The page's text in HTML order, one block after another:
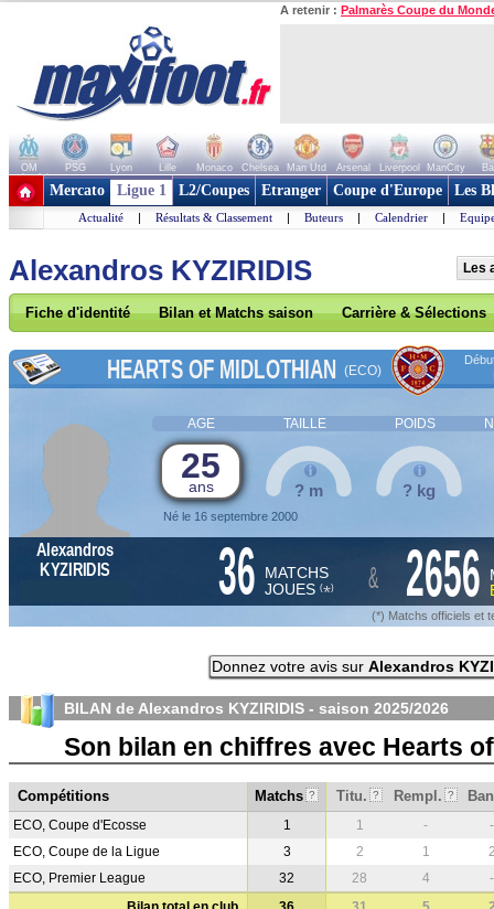
A retenir : Palmarès Coupe du
OM PSG Lyon Lille Monaco Chelsea Man Utd Arsenal Liverpool ManCity
+ de clubs
Mercato Ligue 1 L2/Coupes Etranger Coupe d'Europe Les
Actualité | Résultats & Classement | Buteurs | Calendrier |
Alexandros KYZIRIDIS Les
Fiche d'identité Bilan et Matchs saison Carrière & Sélections
HEARTS OF MIDLOTHIAN (ECO)
AGE TAILLE POIDS
25
ans
Né le 16 septembre 2000
? m ? kg
Alexandros
KYZIRIDIS
36 MATCHS
JOUES (*) & 2656
(*) Matchs officiels et
Donnez votre avis sur Alexandros
BILAN de Alexandros KYZIRIDIS - saison 2025/2026
Son bilan en chiffres avec Hearts
Compétitions Matchs ? Titu. ? Rempl. ?
ECO, Coupe d'Ecosse 1 1 -
-
ECO, Coupe de la Ligue
3 2 1
ECO, Premier League
32 28 4
-